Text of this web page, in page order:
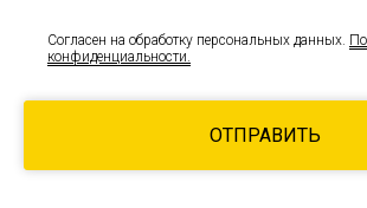
Согласен на обработку персональных данных.
конфиденциальности.
ОТПРАВИТЬ